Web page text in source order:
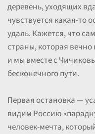
деревень, уходящих
чувствуется какая-то
удаль. Кажется, что
страны, которая вечно
и мы вместе с
бесконечного пути.
Первая остановка —
видим Россию
человек-мечта,